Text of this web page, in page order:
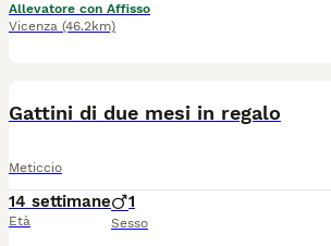
Allevatore con Affisso
Vicenza (46.2km)
Gattini di due mesi in regalo
Meticcio
14 settimane
Età
1
Sesso